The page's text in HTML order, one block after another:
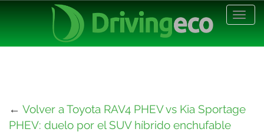
← Volver a Toyota RAV4 PHEV vs Kia Sportage
PHEV: duelo por el SUV híbrido enchufable